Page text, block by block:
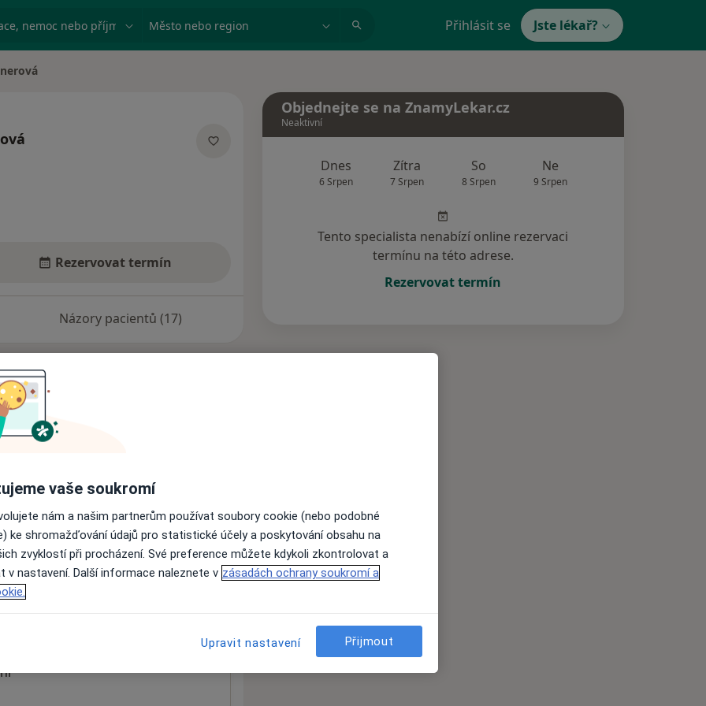
nemoc nebo příjmení Město nebo region Přihlásit se Jste lékař?
Rezervovat termín
Názory pacientů (17)
nejsou k dispozici
informace o svých službách.
Objednejte se na ZnamyLekar.cz
Neaktivní
Dnes
6 Srpen
Zítra
7 Srpen
So
8 Srpen
Ne
9 Srpen
Tento specialista nenabízí online rezervaci
termínu na této adrese.
Rezervovat termín
vaše soukromí
nám a našim partnerům používat soubory cookie (nebo podobné
ke shromažďování údajů pro statistické účely a poskytování obsahu na
zvyklostí při procházení. Své preference můžete kdykoli zkontrolovat a
v nastavení. Další informace naleznete v zásadách ochrany soukromí a
Upravit nastavení Přijmout